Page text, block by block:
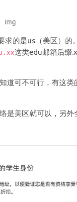
img
求的是us（美区）的
这类edu邮箱后缀
道可不可行，有这类
是美区就可以，另外